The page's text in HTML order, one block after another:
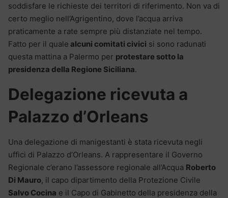
soddisfare le richieste dei territori di riferimento. Non va di
certo meglio nell’Agrigentino, dove l’acqua arriva
praticamente a rate sempre più distanziate nel tempo.
Fatto per il quale alcuni comitati civici si sono radunati
questa mattina a Palermo per protestare sotto la
presidenza della Regione Siciliana.
Delegazione ricevuta a
Palazzo d’Orleans
Una delegazione di manigestanti è stata ricevuta negli
uffici di Palazzo d’Orleans. A rappresentare il Governo
Regionale c’erano l’assessore regionale all’Acqua Roberto
Di Mauro, il capo dipartimento della Protezione Civile
Salvo Cocina e il Capo di Gabinetto della presidenza della